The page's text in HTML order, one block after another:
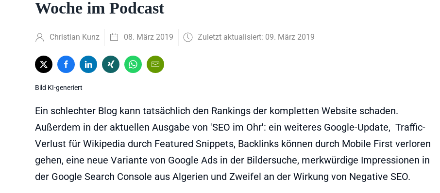
Woche im Podcast
Christian Kunz 08. März 2019 Zuletzt aktualisiert: 09. März 2019
Bild KI-generiert
Ein schlechter Blog kann tatsächlich den Rankings der kompletten Website schaden.
Außerdem in der aktuellen Ausgabe von 'SEO im Ohr': ein weiteres Google-Update, Traffic-
Verlust für Wikipedia durch Featured Snippets, Backlinks können durch Mobile First verloren
gehen, eine neue Variante von Google Ads in der Bildersuche, merkwürdige Impressionen in
der Google Search Console aus Algerien und Zweifel an der Wirkung von Negative SEO.